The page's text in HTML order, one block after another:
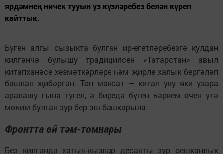
ярдәмнең ничек тууын үз күзләребез белән күреп
кайттык.
Бүген алгы сызыкта булган ир-егетләребезгә кулдан
килгәнчә булышу традициясен «Татарстан» авыл
китапханәсе хезмәткәрләре һәм җирле халык бергәләп
башлап җибәргән. Төп максат — китап уку яки үзара
аралашу гына түгел, ә биредә бүген һәркем өчен үтә
мөһим булган зур бер эш башкарыла.
Фронтта өй тәм-томнары
Без килгәндә хатын-кызлар десанты зур оешканлык